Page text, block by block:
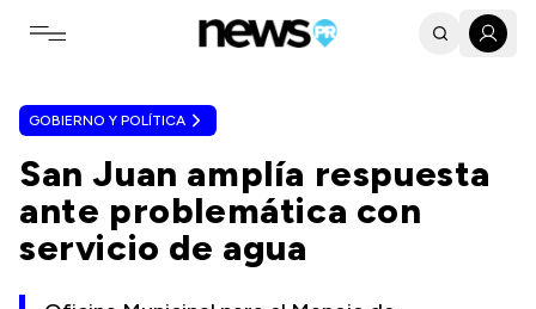
Toggle navigation menu
GOBIERNO Y POLÍTICA
San Juan amplía respuesta
ante problemática con
servicio de agua